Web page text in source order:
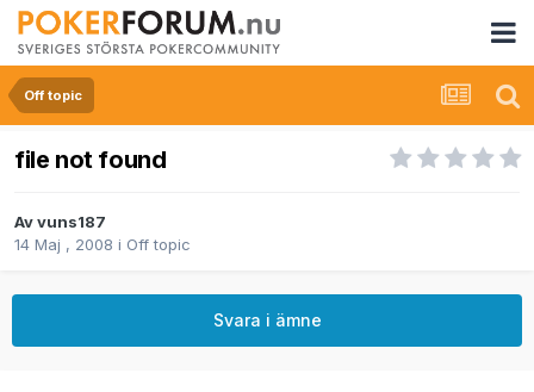
Off topic
file not found
Avvuns187
14 Maj , 2008 i Off topic
Svara i ämne